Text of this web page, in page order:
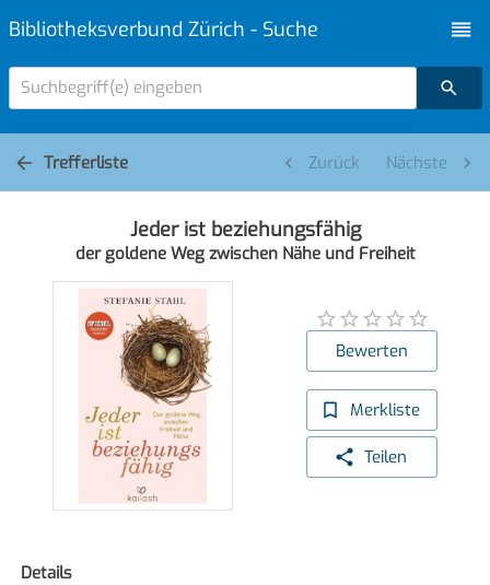
Bibliotheksverbund Zürich - Suche
Suchbegriff(e) eingeben
Trefferliste Zurück Nächste
Jeder ist beziehungsfähig
der goldene Weg zwischen Nähe und Freiheit
Bewerten
Merkliste
Teilen
Details